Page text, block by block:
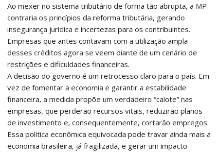
Ao mexer no sistema tributário de forma tão abrupta, a MP
contraria os princípios da reforma tributária, gerando
insegurança jurídica e incertezas para os contribuintes.
Empresas que antes contavam com a utilização ampla
desses créditos agora se veem diante de um cenário de
restrições e dificuldades financeiras.
A decisão do governo é um retrocesso claro para o país. Em
vez de fomentar a economia e garantir a estabilidade
financeira, a medida propõe um verdadeiro “calote” nas
empresas, que perderão recursos vitais, reduzirão planos
de investimento e, consequentemente, cortarão empregos.
Essa política econômica equivocada pode travar ainda mais a
economia brasileira, já fragilizada, e gerar um impacto